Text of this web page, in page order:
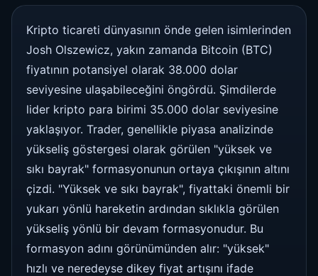
Kripto ticareti dünyasının önde gelen isimlerinden
Josh Olszewicz, yakın zamanda Bitcoin (BTC)
fiyatının potansiyel olarak 38.000 dolar
seviyesine ulaşabileceğini öngördü. Şimdilerde
lider kripto para birimi 35.000 dolar seviyesine
yaklaşıyor. Trader, genellikle piyasa analizinde
yükseliş göstergesi olarak görülen "yüksek ve
sıkı bayrak" formasyonunun ortaya çıkışının altını
çizdi. "Yüksek ve sıkı bayrak", fiyattaki önemli bir
yukarı yönlü hareketin ardından sıklıkla görülen
yükseliş yönlü bir devam formasyonudur. Bu
formasyon adını görünümünden alır: "yüksek"
hızlı ve neredeyse dikey fiyat artışını ifade